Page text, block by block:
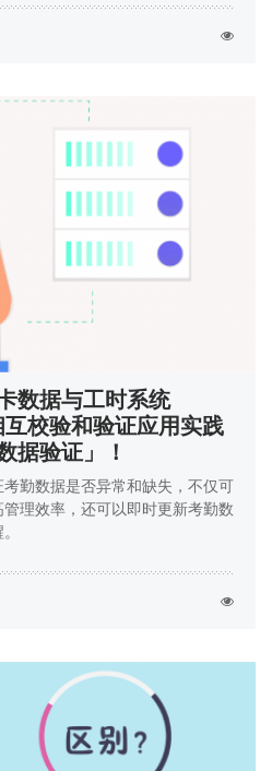
数据与工时系统
校验和验证应用实践
据验证」！
勤数据是否异常和缺失，不仅可
理效率，还可以即时更新考勤数